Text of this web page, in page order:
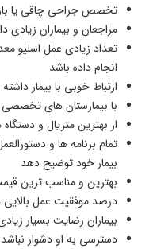
تخصص جراحی چاقی یا
مراجعان و بیماران زیادی
تعداد زیادی عمل اسلیو
انجام داده باشد
ارتباط خوبی با بیمار
با بیمارستان های
از بهترین متریال و
تمام برنامه ها و
بیمار خود توضیح دهد
بهترین و مناسب ترین
درصد موفقیت عمل بالایی
بیماران رضایت بسیار
دسترسی به او دشوار نباشد